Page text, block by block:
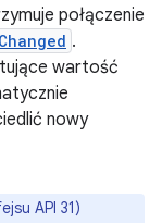
połączenie
.
wartość
nowy
API 31)